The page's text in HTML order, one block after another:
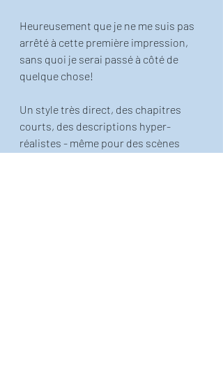
Heureusement que je ne me suis pas
arrêté à cette première impression,
sans quoi je serai passé à côté de
quelque chose!
Un style très direct, des chapitres
courts, des descriptions hyper-
réalistes - même pour des scènes